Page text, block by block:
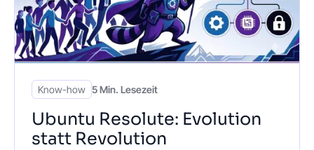
Know-how 5 Min. Lesezeit
Ubuntu Resolute: Evolution
statt Revolution